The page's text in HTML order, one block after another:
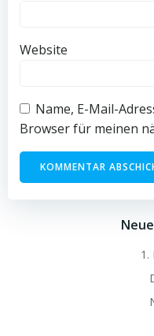
Website
Name, E-Mail-
Browser für meinen
1.